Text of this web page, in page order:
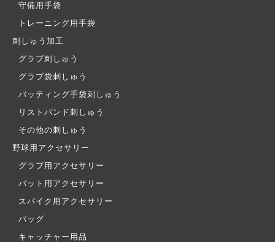
守備用手袋
トレーニング用手袋
刺しゅう加工
グラブ刺しゅう
グラブ袋刺しゅう
バッティング手袋刺しゅう
リストバンド刺しゅう
その他の刺しゅう
野球用アクセサリー
グラブ用アクセサリー
バット用アクセサリー
スパイク用アクセサリー
バッグ
キャッチャー用品